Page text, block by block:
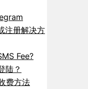
注册解决方
Fee?
陆？
费方法